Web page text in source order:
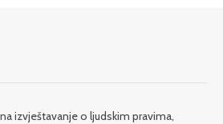
izvještavanje o ljudskim pravima,